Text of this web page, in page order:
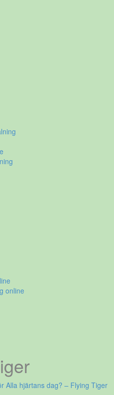
online
Alla hjärtans dag? – Flying Tiger